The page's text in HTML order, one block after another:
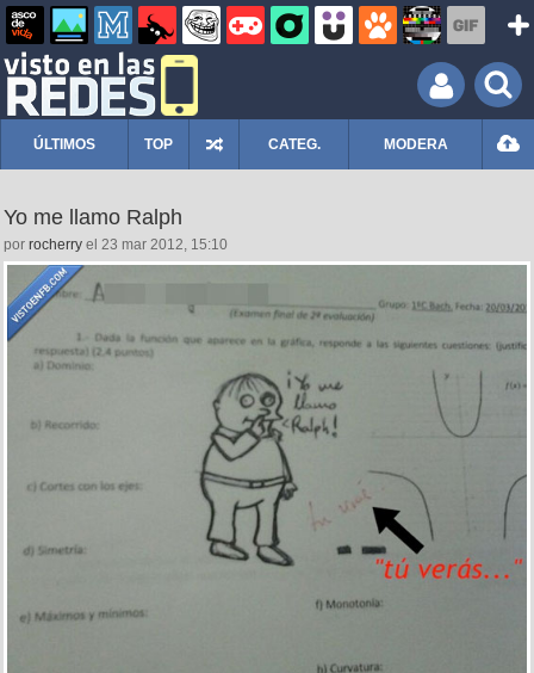
ÚLTIMOS TOP CATEG. MODERA
Yo me llamo Ralph
por rocherry el 23 mar 2012, 15:10